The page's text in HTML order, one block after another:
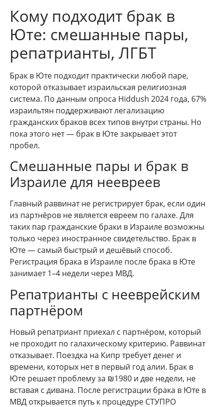
Кому подходит брак в
Юте: смешанные пары,
репатрианты, ЛГБТ
Брак в Юте подходит практически любой паре,
которой отказывает израильская религиозная
система. По данным опроса Hiddush 2024 года, 67%
израильтян поддерживают легализацию
гражданских браков всех типов внутри страны. Но
пока этого нет — брак в Юте закрывает этот
пробел.
Смешанные пары и брак в
Израиле для неевреев
Главный раввинат не регистрирует брак, если один
из партнёров не является евреем по галахе. Для
таких пар гражданские браки в Израиле возможны
только через иностранное свидетельство. Брак в
Юте — самый быстрый и дешёвый способ.
Регистрация брака в Израиле после брака в Юте
занимает 1–4 недели через МВД.
Репатрианты с нееврейским
партнёром
Новый репатриант приехал с партнёром, который
не проходит по галахическому критерию. Раввинат
отказывает. Поездка на Кипр требует денег и
времени, которых нет в первый год алии. Брак в
Юте решает проблему за ₪1980 и две недели, не
вставая с дивана. После регистрации брака в Юте в
МВД открывается путь к процедуре СТУПРО